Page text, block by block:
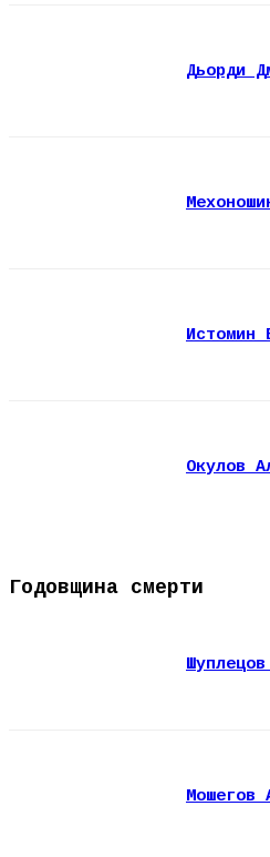
Дьорди
Истомин
Окулов
Годовщина смерти
Мошегов